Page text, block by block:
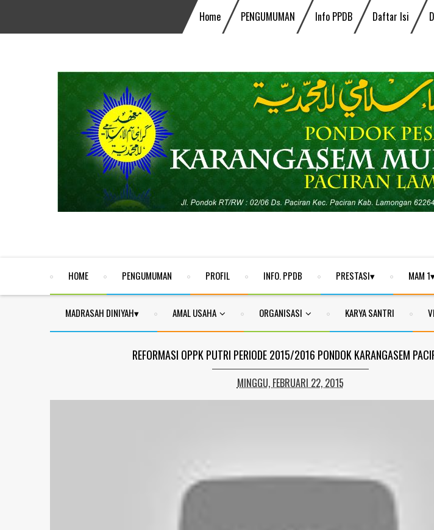
Home PENGUMUMAN Info PPDB Daftar Isi
HOME PENGUMUMAN PROFIL INFO. PPDB PRESTASI MAM 1
MADRASAH DINIYAH AMAL USAHA ORGANISASI KARYA SANTRI
REFORMASI OPPK PUTRI PERIODE 2015/2016 PONDOK KARANGASEM
MINGGU, FEBRUARI 22, 2015